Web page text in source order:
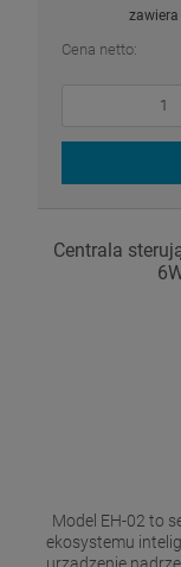
zawiera
Cena netto:
Centrala
Model EH-02 to
ekosystemu